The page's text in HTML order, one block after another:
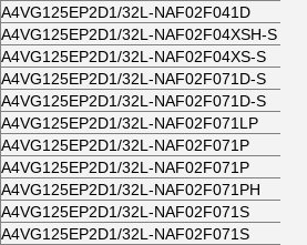
A4VG125EP2D1/32L-NAF02F041D
A4VG125EP2D1/32L-NAF02F04XSH-S
A4VG125EP2D1/32L-NAF02F04XS-S
A4VG125EP2D1/32L-NAF02F071D-S
A4VG125EP2D1/32L-NAF02F071D-S
A4VG125EP2D1/32L-NAF02F071LP
A4VG125EP2D1/32L-NAF02F071P
A4VG125EP2D1/32L-NAF02F071P
A4VG125EP2D1/32L-NAF02F071PH
A4VG125EP2D1/32L-NAF02F071S
A4VG125EP2D1/32L-NAF02F071S